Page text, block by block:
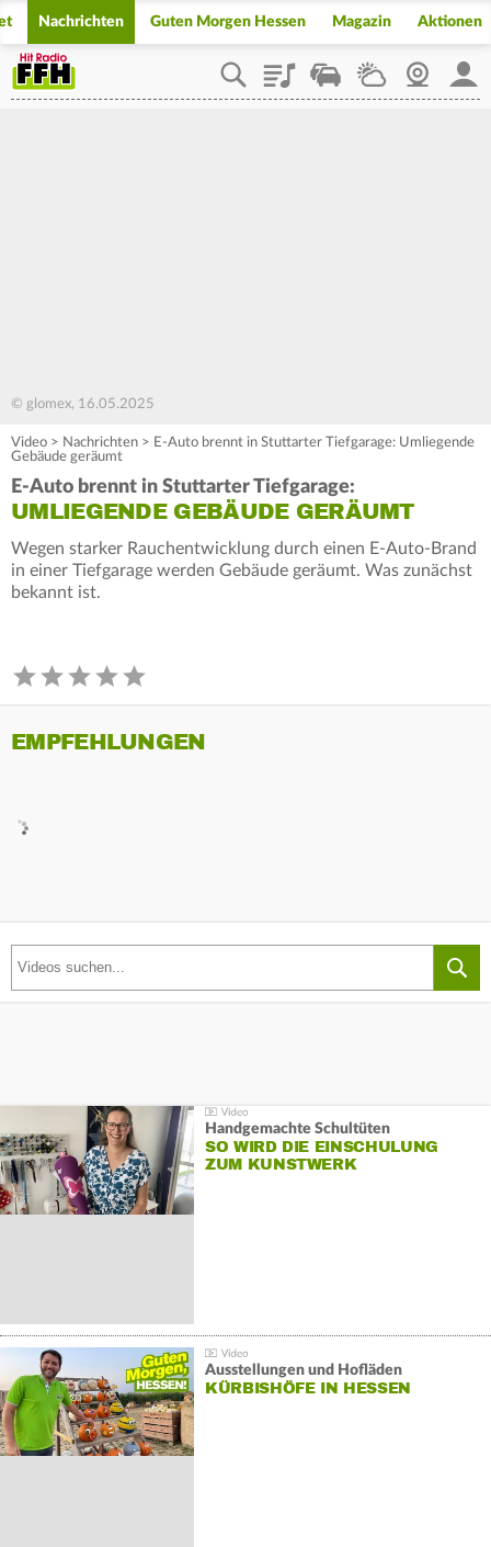
Nachrichten Guten Morgen Hessen Magazin Aktionen
PlaylistStaupilotWetterWebcam
© glomex, 16.05.2025
Video > Nachrichten > E-Auto brennt in Stuttarter Tiefgarage: Umliegende
Gebäude geräumt
E-Auto brennt in Stuttarter Tiefgarage:
UMLIEGENDE GEBÄUDE GERÄUMT
Wegen starker Rauchentwicklung durch einen E-Auto-Brand
in einer Tiefgarage werden Gebäude geräumt. Was zunächst
bekannt ist.
EMPFEHLUNGEN
Handgemachte Schultüten
SO WIRD DIE EINSCHULUNG
ZUM KUNSTWERK
Ausstellungen und Hofläden
KÜRBISHÖFE IN HESSEN